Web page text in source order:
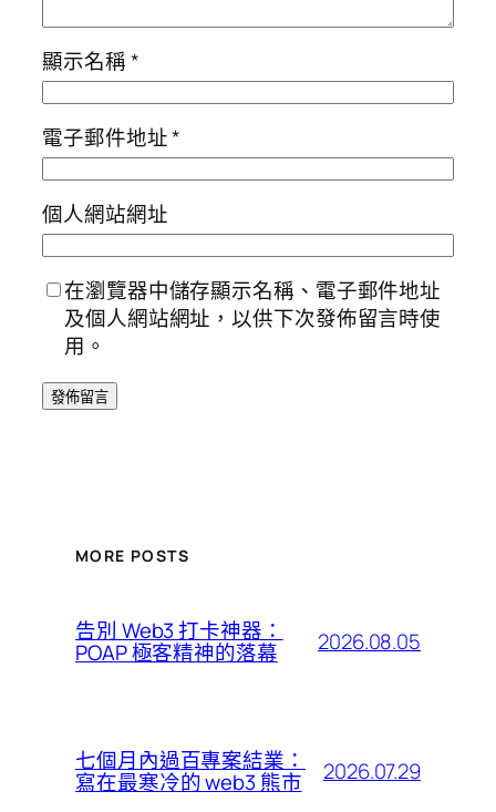
顯示名稱*
電子郵件地址*
個人網站網址
在瀏覽器中儲存顯示名稱、電子郵件地址
及個人網站網址，以供下次發佈留言時使
用。
MORE POSTS
告別 Web3 打卡神器：
POAP 極客精神的落幕 2026.08.05
七個月內過百專案結業：
寫在最寒冷的 web3 熊市 2026.07.29